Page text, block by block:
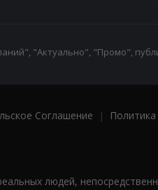
"Актуально", "Промо",
Соглашение |
людей,